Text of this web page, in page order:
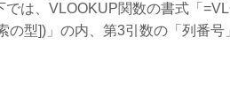
では、VLOOKUP関数の書式「
の型])」の内、第3引数の「列番号